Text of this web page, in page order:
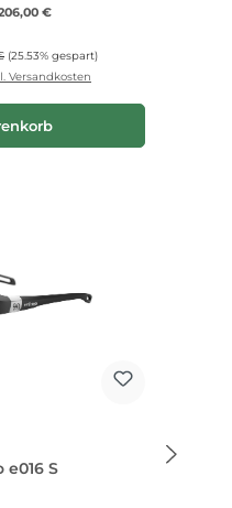
€
Preis:
(25.53% gespart)
Versandkosten
S